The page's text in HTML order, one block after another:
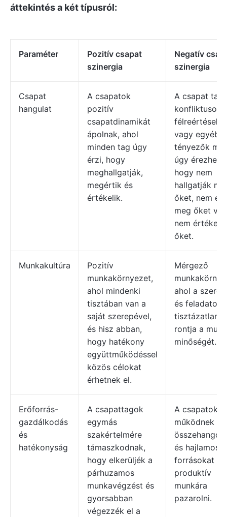
áttekintés a két típusról:
Paraméter
Pozitív csapat
szinergia
Negatív
szinergia
Csapat
hangulat
A csapatok
pozitív
csapatdinamikát
ápolnak, ahol
minden tag úgy
érzi, hogy
meghallgatják,
megértik és
értékelik.
A csapat
konfliktusok,
félreértések
vagy egyéb
tényezők
úgy
hogy nem
hallgatják
őket, nem
meg őket
nem értékelik
őket.
Munkakultúra
Pozitív
munkakörnyezet,
ahol mindenki
tisztában van a
saját szerepével,
és hisz abban,
hogy hatékony
együttműködéssel
közös célokat
érhetnek el.
Mérgező
ahol a
és feladatok
rontja a
minőségét.
Erőforrás-
gazdálkodás
és
hatékonyság
A csapattagok
egymás
szakértelmére
támaszkodnak,
hogy elkerüljék a
párhuzamos
munkavégzést és
gyorsabban
végezzék el a
A csapatok
működnek
és
forrásokat
produktív
munkára
pazarolni.